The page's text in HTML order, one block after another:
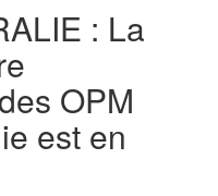
: La
OPM
est en